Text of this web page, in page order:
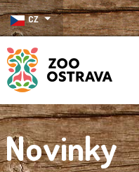
CZ
ZOO Ostrava
Novinky